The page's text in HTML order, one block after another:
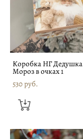
Коробка НГ Дедушка
Мороз в очках 1
530 pуб.